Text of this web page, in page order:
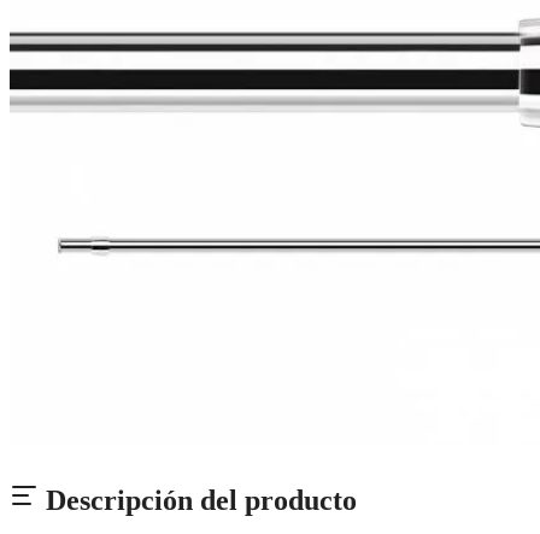
Descripción del producto